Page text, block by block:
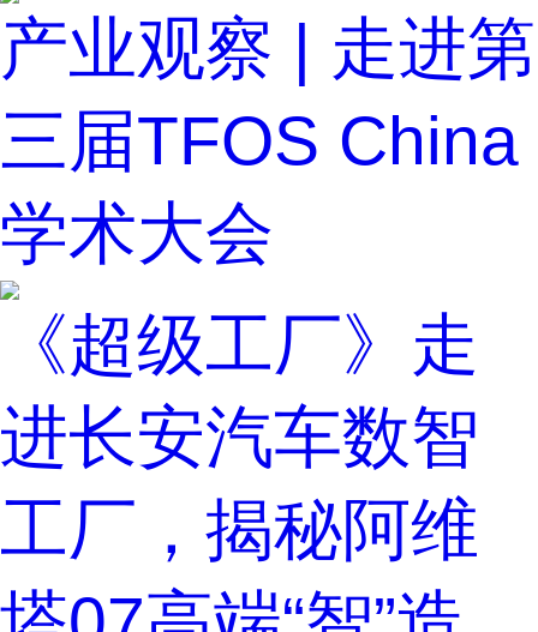
产业观察 | 走进第
三届TFOS China
学术大会
《超级工厂》走
进长安汽车数智
工厂，揭秘阿维